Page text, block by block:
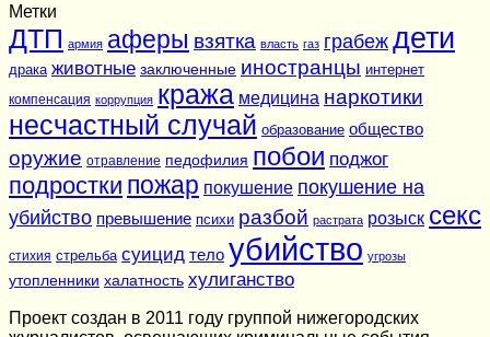
Метки
ДТП армия аферы взятка власть газ грабеж дети
драка животные заключенные иностранцы интернет
компенсация коррупция кража медицина наркотики
несчастный случай образование общество
оружие отравление педофилия побои поджог
подростки пожар покушение покушение на
убийство превышение психи разбой растрата розыск секс
стихия стрельба суицид тело убийство угрозы
утопленники халатность хулиганство
Проект создан в 2011 году группой нижегородских